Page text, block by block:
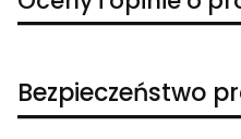
Bezpieczeństwo